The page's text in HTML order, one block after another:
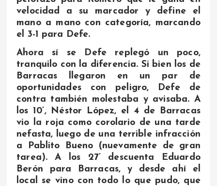
velocidad a su marcador y define el
mano a mano con categoría, marcando
el 3-1 para Defe.
Ahora sí se Defe replegó un poco,
tranquilo con la diferencia. Si bien los de
Barracas llegaron en un par de
oportunidades con peligro, Defe de
contra también molestaba y avisaba. A
los 10’, Néstor López, el 4 de Barracas
vio la roja como corolario de una tarde
nefasta, luego de una terrible infracción
a Pablito Bueno (nuevamente de gran
tarea). A los 27’ descuenta Eduardo
Berón para Barracas, y desde ahí el
local se vino con todo lo que pudo, que